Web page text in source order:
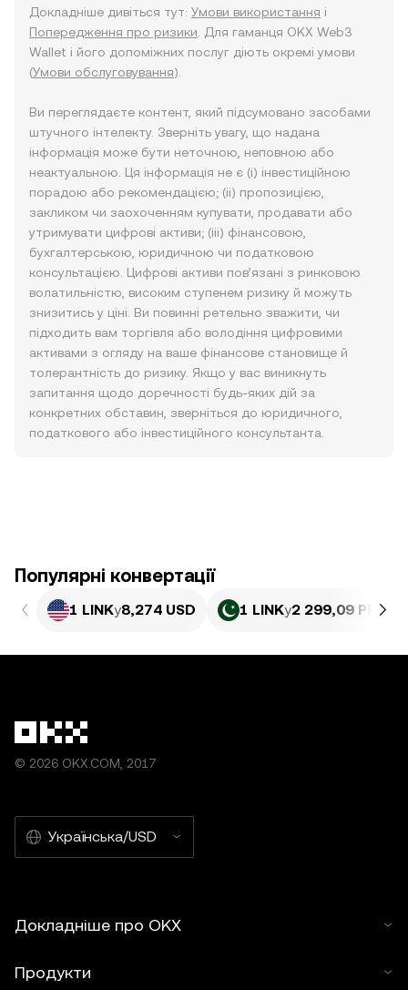
Докладніше дивіться тут: Умови використання і
Попередження про ризики . Для гаманця OKX Web3
Wallet і його допоміжних послуг діють окремі умови
(Умови обслуговування).
Ви переглядаєте контент, який підсумовано засобами
штучного інтелекту. Зверніть увагу, що надана
інформація може бути неточною, неповною або
неактуальною. Ця інформація не є (i) інвестиційною
порадою або рекомендацією; (ii) пропозицією,
закликом чи заохоченням купувати, продавати або
утримувати цифрові активи; (iii) фінансовою,
бухгалтерською, юридичною чи податковою
консультацією. Цифрові активи пов’язані з ринковою
волатильністю, високим ступенем ризику й можуть
знизитись у ціні. Ви повинні ретельно зважити, чи
підходить вам торгівля або володіння цифровими
активами з огляду на ваше фінансове становище й
толерантність до ризику. Якщо у вас виникнуть
запитання щодо доречності будь-яких дій за
конкретних обставин, зверніться до юридичного,
податкового або інвестиційного консультанта.
Популярні конвертації
1 LINKу8,274 USD 1 LINKу2 299,09 PKR
© 2026 OKX.COM, 2017
Українська/USD
Докладніше про OKX
Продукти